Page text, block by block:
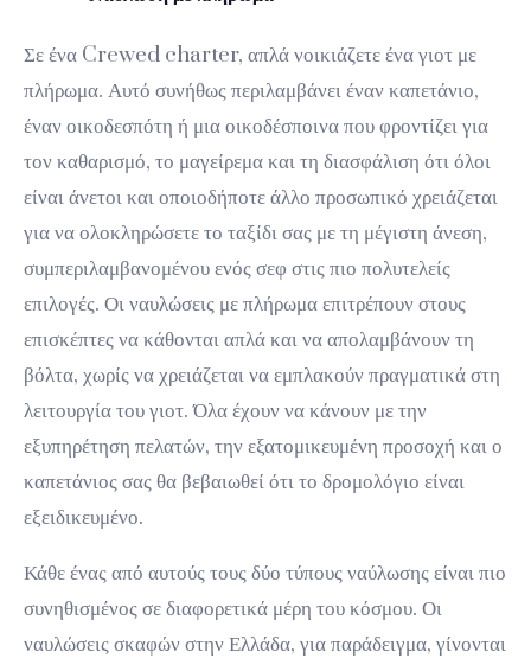
Σε ένα Crewed charter, απλά νοικιάζετε ένα γιοτ με
πλήρωμα. Αυτό συνήθως περιλαμβάνει έναν καπετάνιο,
έναν οικοδεσπότη ή μια οικοδέσποινα που φροντίζει για
τον καθαρισμό, το μαγείρεμα και τη διασφάλιση ότι όλοι
είναι άνετοι και οποιοδήποτε άλλο προσωπικό χρειάζεται
για να ολοκληρώσετε το ταξίδι σας με τη μέγιστη άνεση,
συμπεριλαμβανομένου ενός σεφ στις πιο πολυτελείς
επιλογές. Οι ναυλώσεις με πλήρωμα επιτρέπουν στους
επισκέπτες να κάθονται απλά και να απολαμβάνουν τη
βόλτα, χωρίς να χρειάζεται να εμπλακούν πραγματικά στη
λειτουργία του γιοτ. Όλα έχουν να κάνουν με την
εξυπηρέτηση πελατών, την εξατομικευμένη προσοχή και ο
καπετάνιος σας θα βεβαιωθεί ότι το δρομολόγιο είναι
εξειδικευμένο.
Κάθε ένας από αυτούς τους δύο τύπους ναύλωσης είναι πιο
συνηθισμένος σε διαφορετικά μέρη του κόσμου. Οι
ναυλώσεις σκαφών στην Ελλάδα, για παράδειγμα, γίνονται